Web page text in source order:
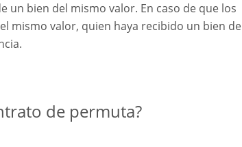
un bien del mismo valor. En caso de que los
mismo valor, quien haya recibido un bien de
de permuta?